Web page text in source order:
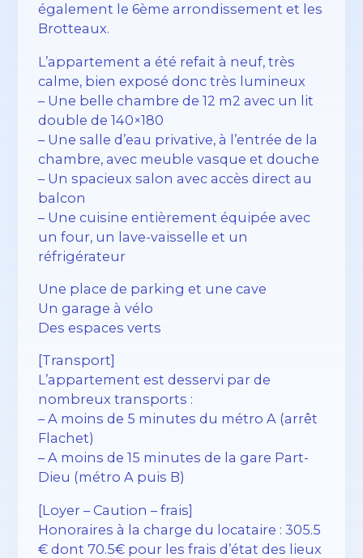
également le 6ème arrondissement et les
Brotteaux.
L’appartement a été refait à neuf, très
calme, bien exposé donc très lumineux
– Une belle chambre de 12 m2 avec un lit
double de 140×180
– Une salle d’eau privative, à l’entrée de la
chambre, avec meuble vasque et douche
– Un spacieux salon avec accès direct au
balcon
– Une cuisine entièrement équipée avec
un four, un lave-vaisselle et un
réfrigérateur
Une place de parking et une cave
Un garage à vélo
Des espaces verts
[Transport]
L’appartement est desservi par de
nombreux transports :
– A moins de 5 minutes du métro A (arrêt
Flachet)
– A moins de 15 minutes de la gare Part-
Dieu (métro A puis B)
[Loyer – Caution – frais]
Honoraires à la charge du locataire : 305.5
€ dont 70.5€ pour les frais d’état des lieux